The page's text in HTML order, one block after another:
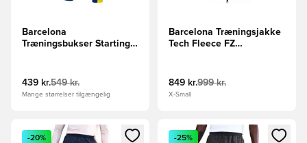
Barcelona
Træningsbukser Starting
439 kr.549 kr.
Mange størrelser tilgængelig
Barcelona Træningsjakke
Tech Fleece FZ
849 kr.999 kr.
X-Small
Åbner en Modal til at logge ind eller tilmelde dig som
-20%
Åbner en Modal til at logge
-25%